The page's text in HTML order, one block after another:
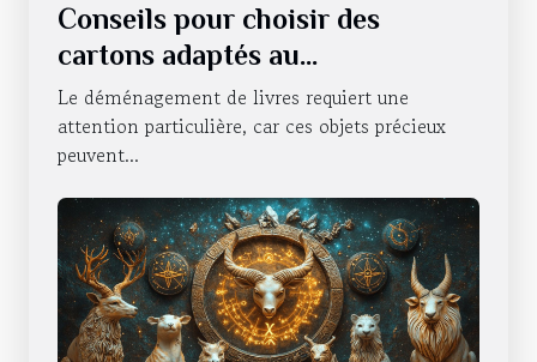
Conseils pour choisir des
cartons adaptés au
déménagement de livres
Le déménagement de livres requiert une
attention particulière, car ces objets précieux
peuvent...